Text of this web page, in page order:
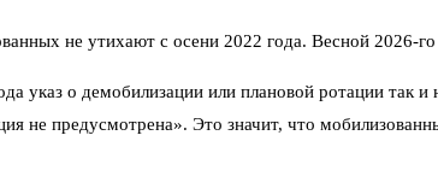
не утихают с осени 2022 года. Весной
указ о демобилизации или плановой ротации так
не предусмотрена». Это значит, что